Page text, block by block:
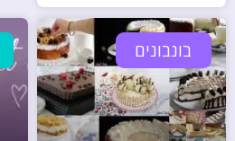
בונבונים